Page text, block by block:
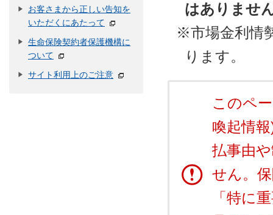
はありませ
※市場金利情
ります。
このペ
喚起情
払事由
せん。
「特に
お客さまから正しい告知を
いただくにあたって
生命保険契約者保護機構に
ついて
サイト利用上のご注意